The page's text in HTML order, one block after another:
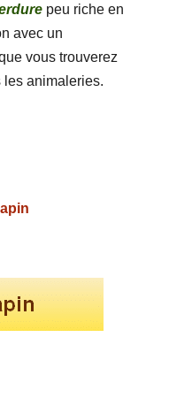
peu riche en
avec un
vous trouverez
les animaleries.